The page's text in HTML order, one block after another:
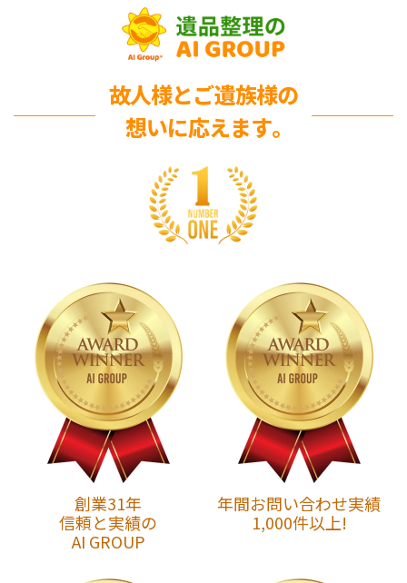
故人様とご遺族様の
想いに応えます｡
創業31年
信頼と実績の
AI GROUP
年間お問い合わせ実績
1,000件以上!